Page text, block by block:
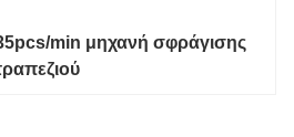
min μηχανή σφράγισης